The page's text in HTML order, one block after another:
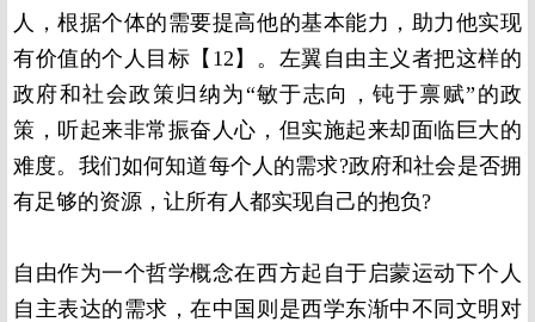
人，根据个体的需要提高他的基本能力，助力他实现
有价值的个人目标【 12】 。左翼自由主义者把这样的
政府和社会政策归纳为“敏于志向，钝于禀赋”的政
策，听起来非常振奋人心，但实施起来却面临巨大的
难度。我们如何知道每个人的需求?政府和社会是否拥
有足够的资源，让所有人都实现自己的抱负?
自由作为一个哲学概念在西方起自于启蒙运动下个人
自主表达的需求，在中国则是西学东渐中不同文明对